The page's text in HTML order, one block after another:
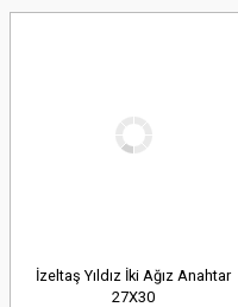
İzeltaş Yıldız İki Ağız Anahtar
27X30